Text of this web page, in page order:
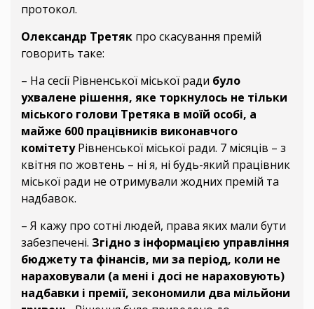
протокол.
Олександр Третяк про скасування премій
говорить таке:
– На сесії Рівненської міської ради було
ухвалене рішення, яке торкнулось не тільки
міського голови Третяка в моїй особі, а
майже 600 працівників виконавчого
комітетуРівненської міської ради. 7 місяців – з
квітня по жовтень – ні я, ні будь-який працівник
міської ради не отримували жодних премій та
надбавок.
– Я кажу про сотні людей, права яких мали бути
забезпечені. Згідно з інформацією управління
бюджету та фінансів, ми за період, коли не
нараховували (а мені і досі не нараховують)
надбавки і премії, зекономили два мільйони